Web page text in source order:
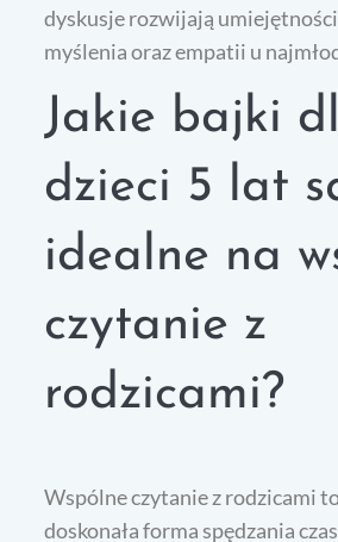
dyskusje rozwijają
myślenia oraz empatii u
Jakie bajki
dzieci 5 lat
idealne na
czytanie z
rodzicami?
Wspólne czytanie z rodzicami
doskonała forma spędzania